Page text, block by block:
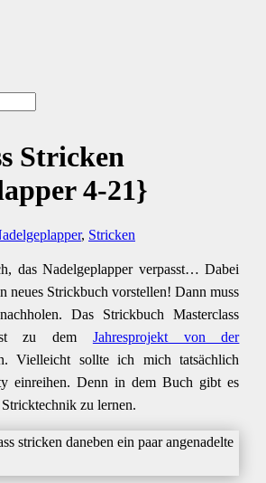
Stricken
4-21}
, Stricken
das Nadelgeplapper verpasst… Dabei
neues Strickbuch vorstellen! Dann muss
Das Strickbuch Masterclass
zu dem Jahresprojekt von der
Vielleicht sollte ich mich tatsächlich
einreihen. Denn in dem Buch gibt es
zu lernen.